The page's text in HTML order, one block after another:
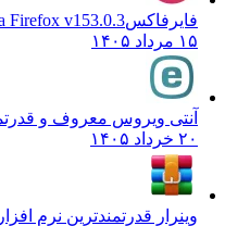
فایرفاکس Mozilla Firefox v153.0.3
آنتی ویروس معروف و قدرتمند NOD32
وینرار قدرتمندترین نرم افزار